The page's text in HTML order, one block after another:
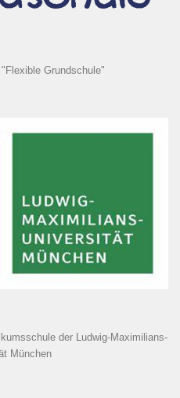
Grundschule"
der Ludwig-Maximilians-
München